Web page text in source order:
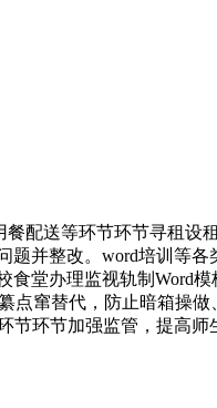
送等环节环节寻租设
并整改。word培训等
堂办理监视轨制Word
窜替代，防止暗箱操
环节加强监管，提高